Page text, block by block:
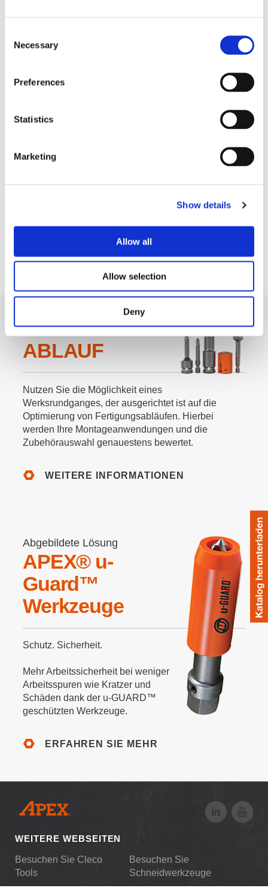
Selection
Necessary
Preferences
Statistics
Marketing
Show details
Allow all
Allow selection
Deny
Automobil
Produktion von landwirtschaftlichen und
ENTDECKEN SIE UNSERE BRANCHEN
F.I.T. Walk-
ABLAUF
Nutzen Sie die Möglichkeit eines
Werksrundganges, der ausgerichtet ist auf die
Optimierung von Fertigungsabläufen. Hierbei
werden Ihre Montageanwendungen und die
Zubehörauswahl genauestens bewertet.
WEITERE INFORMATIONEN
Abgebildete Lösung
APEX® u-
Guard™
Werkzeuge
Schutz. Sicherheit.
Mehr Arbeitssicherheit bei weniger
Arbeitsspuren wie Kratzer und
Schäden dank der u-GUARD™
geschützten Werkzeuge.
ERFAHREN SIE MEHR
WEITERE WEBSEITEN
Besuchen Sie Cleco
Tools
Besuchen Sie
Schneidwerkzeuge